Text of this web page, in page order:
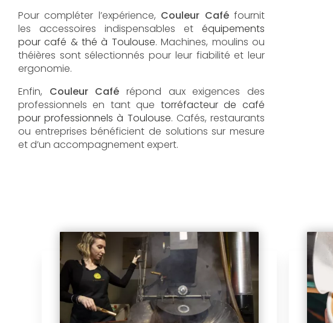
Pour compléter l’expérience, Couleur Caféfournit
les accessoires indispensables et équipements
pour café & thé à Toulouse. Machines, moulins ou
théières sont sélectionnés pour leur fiabilité et leur
ergonomie.
Enfin, Couleur Café répond aux exigences des
professionnels en tant que torréfacteur de café
pour professionnels à Toulouse. Cafés, restaurants
ou entreprises bénéficient de solutions sur mesure
et d’un accompagnement expert.